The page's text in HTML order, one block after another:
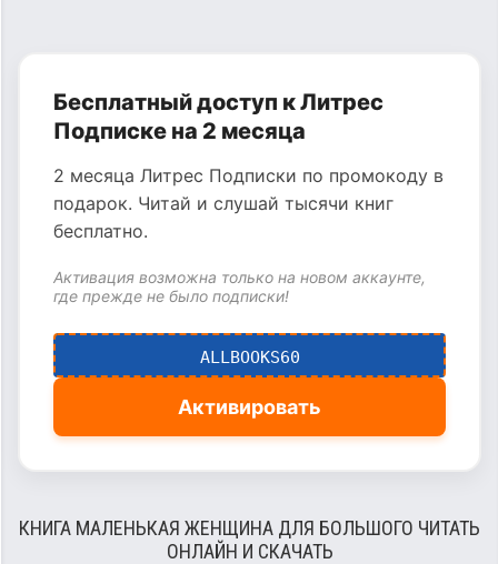
Бесплатный доступ к Литрес
Подписке на 2 месяца
2 месяца Литрес Подписки по промокоду в
подарок. Читай и слушай тысячи книг
бесплатно.
Активация возможна только на новом аккаунте,
где прежде не было подписки!
ALLBOOKS60
Активировать
КНИГА МАЛЕНЬКАЯ ЖЕНЩИНА ДЛЯ БОЛЬШОГО ЧИТАТЬ
ОНЛАЙН И СКАЧАТЬ